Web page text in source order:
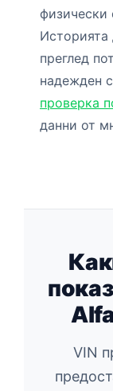
физически
Историята
преглед
надежден
проверка
данни от
VIN